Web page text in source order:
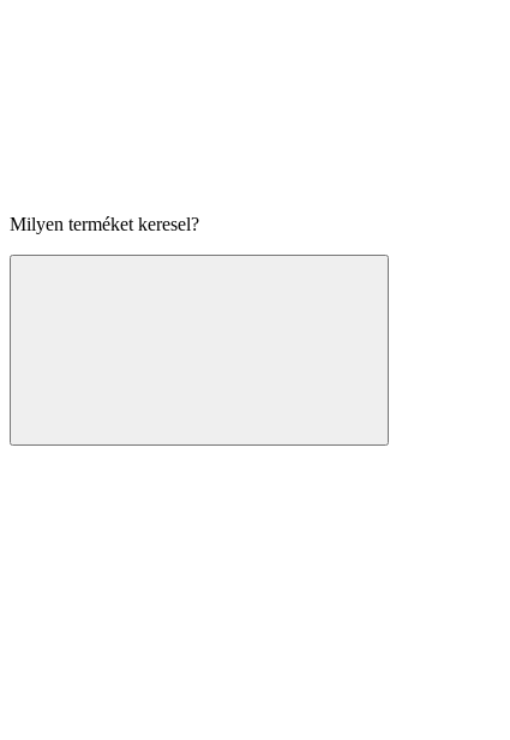
Milyen terméket keresel?